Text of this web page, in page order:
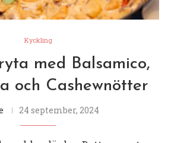
Kyckling
med Balsamico,
och Cashewnötter
24 september, 2024